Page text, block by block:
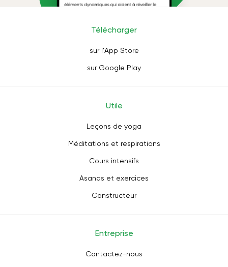
Télécharger
sur l'App Store
sur Google Play
Utile
Leçons de yoga
Méditations et respirations
Cours intensifs
Asanas et exercices
Constructeur
Entreprise
Contactez-nous